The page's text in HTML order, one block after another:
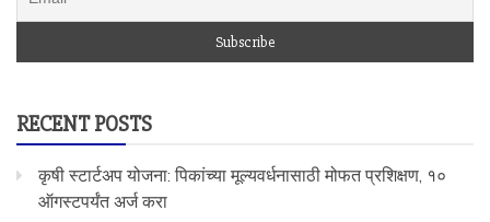
RECENT POSTS
कृषी स्टार्टअप योजना: पिकांच्या मूल्यवर्धनासाठी मोफत प्रशिक्षण, १०
ऑगस्टपर्यंत अर्ज करा